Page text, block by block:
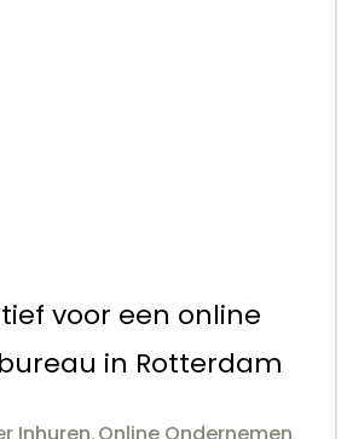
voor een online
in Rotterdam
,